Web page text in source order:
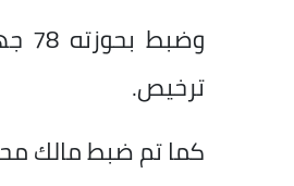
ترخيص.
كما تم ضبط مالك